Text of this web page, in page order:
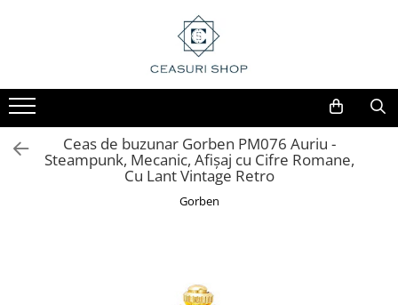
Ceas de buzunar Gorben PM076 Auriu -
Steampunk, Mecanic, Afișaj cu Cifre Romane,
Cu Lant Vintage Retro
Gorben